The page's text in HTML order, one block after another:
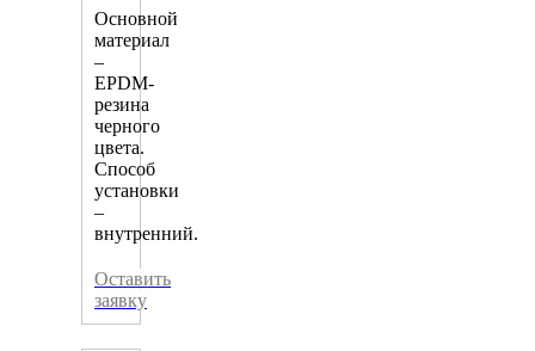
Основной
материал
–
EPDM-
резина
черного
цвета.
Способ
установки
–
внутренний.
Оставить
заявку